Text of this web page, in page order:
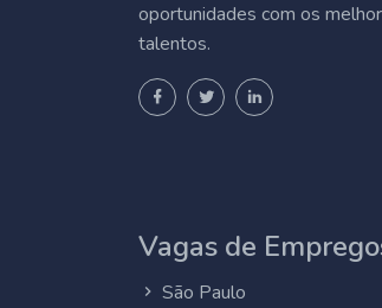
oportunidades com os
talentos.
Vagas de
São Paulo